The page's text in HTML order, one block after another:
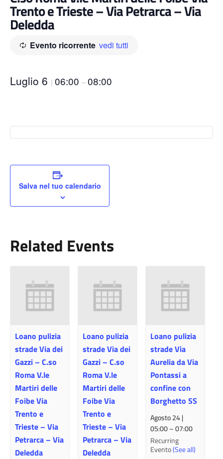
Trento e Trieste – Via Petrarca – Via
Deledda
Evento ricorrente vedi tutti
Luglio 6 | 06:00 –08:00
Salva nel tuo calendario
Related Events
Loano pulizia
strade Via dei
Gazzi – C.so
Roma V.le
Martiri delle
Foibe Via
Trento e
Trieste – Via
Petrarca – Via
Deledda
Loano pulizia
strade Via dei
Gazzi – C.so
Roma V.le
Martiri delle
Foibe Via
Trento e
Trieste – Via
Petrarca – Via
Deledda
Loano pulizia
strade Via
Aurelia da Via
Pontassi a
confine con
Borghetto SS
Agosto 24 |
05:00–07:00
Recurring
Evento(See all)